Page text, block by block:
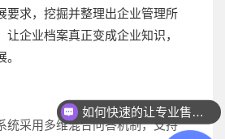
要求，挖掘并整理出企业管理所
让企业档案真正变成企业知识，
统采用多维混合问答机制，支持
如何快速的让专业售前联系我？